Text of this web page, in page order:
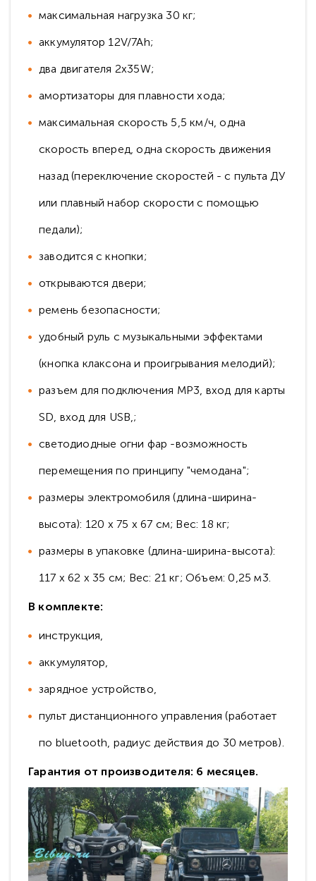
максимальная нагрузка 30 кг;
аккумулятор 12V/7Ah;
два двигателя 2x35W;
амортизаторы для плавности хода;
максимальная скорость 5,5 км/ч, одна
скорость вперед, одна скорость движения
назад (переключение скоростей - с пульта ДУ
или плавный набор скорости с помощью
педали);
заводится с кнопки;
открываются двери;
ремень безопасности;
удобный руль с музыкальными эффектами
(кнопка клаксона и проигрывания мелодий);
разъем для подключения MP3, вход для карты
SD, вход для USB,;
светодиодные огни фар -возможность
перемещения по принципу "чемодана";
размеры электромобиля (длина-ширина-
высота): 120 х 75 х 67 см; Вес: 18 кг;
размеры в упаковке (длина-ширина-высота):
117 х 62 х 35 см; Вес: 21 кг; Объем: 0,25 м3.
В комплекте:
инструкция,
аккумулятор,
зарядное устройство,
пульт дистанционного управления (работает
по bluetooth, радиус действия до 30 метров).
Гарантия от производителя: 6 месяцев.